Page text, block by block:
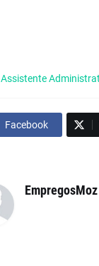
Assistente
Facebook
EmpregosMoz